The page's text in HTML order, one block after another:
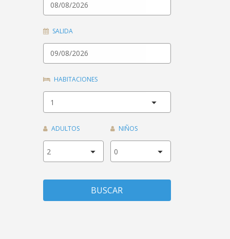
SALIDA
HABITACIONES
ADULTOS NIÑOS
BUSCAR